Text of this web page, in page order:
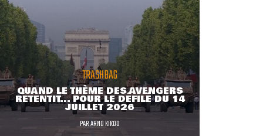
TRASHBAG
QUAND LE THÈME DES AVENGERS
RETENTIT... POUR LE DÉFILÉ DU 14
JUILLET 2026
PARARNO KIKOO